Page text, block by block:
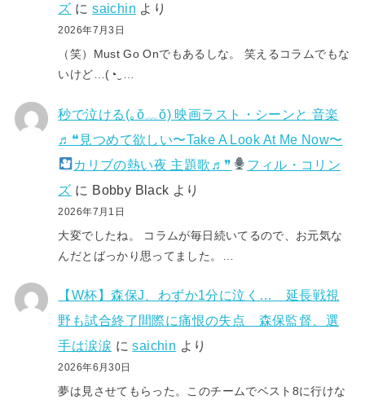
ズ にsaichin より
2026年7月3日
（笑）Must Go Onでもあるしな。 笑えるコラムでもな
いけど…(⁠◔⁠‿⁠…
秒で泣ける(⁠｡⁠ŏ⁠﹏⁠ŏ⁠) 映画ラスト・シーンと 音楽
♬❝見つめて欲しい〜Take A Look At Me Now〜
カリブの熱い夜 主題歌♬❞
フィル・コリン
ズ に Bobby Black より
2026年7月1日
大変でしたね。 コラムが毎日続いてるので、お元気な
んだとばっかり思ってました。…
【W杯】森保J、わずか1分に泣く… 延長戦視
野も試合終了間際に痛恨の失点 森保監督、選
手は涙涙 にsaichin より
2026年6月30日
夢は見させてもらった。このチームでベスト8に行けな